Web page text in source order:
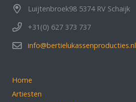
Luijtenbroek98 5374 RV Schaijk
+31(0) 627 373 737
info@bertielukassenproducties.nl
Home
Artiesten